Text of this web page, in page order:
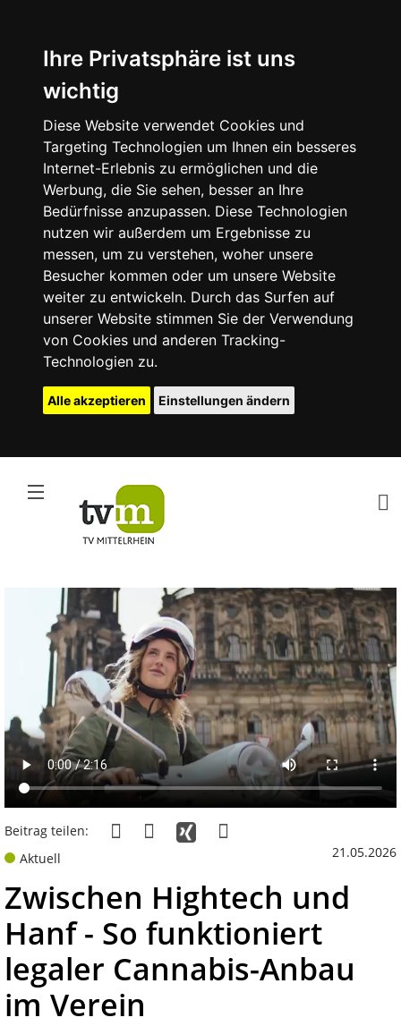
Ihre Privatsphäre ist uns
wichtig
Diese Website verwendet Cookies und
Targeting Technologien um Ihnen ein besseres
Internet-Erlebnis zu ermöglichen und die
Werbung, die Sie sehen, besser an Ihre
Bedürfnisse anzupassen. Diese Technologien
nutzen wir außerdem um Ergebnisse zu
messen, um zu verstehen, woher unsere
Besucher kommen oder um unsere Website
weiter zu entwickeln. Durch das Surfen auf
unserer Website stimmen Sie der Verwendung
von Cookies und anderen Tracking-
Technologien zu.
Alle akzeptieren Einstellungen ändern
Beitrag teilen:
Aktuell
21.05.2026
Zwischen Hightech und
Hanf - So funktioniert
legaler Cannabis-Anbau
im Verein